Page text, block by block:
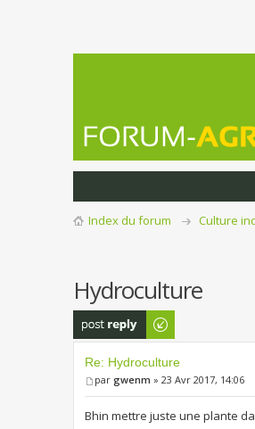
Index du forum Culture
Hydroculture
Publier une
réponse
Re: Hydroculture
par gwenm » 23 Avr 2017, 14:06
Bhin mettre juste une plante